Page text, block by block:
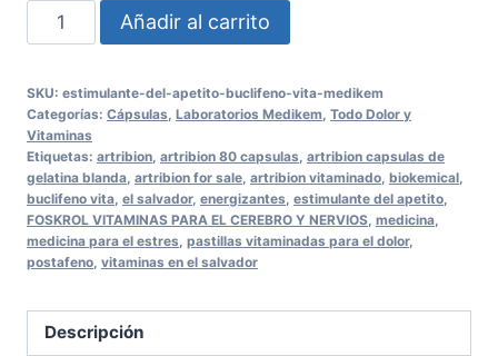
Estimulante
del
BUCLIFENO
VITA
MEDIKEM
Aumenta
tu
apetito
forma
efectiva
Añadir al carrito
SKU: estimulante-del-apetito-buclifeno-vita-medikem
Categorías: Cápsulas Laboratorios Medikem Todo Dolor y
Vitaminas
Etiquetas: artribion artribion 80 capsulas artribion capsulas de
gelatina blanda artribion for sale artribion vitaminado biokemical
buclifeno vita el salvador, energizantes estimulante del apetito
FOSKROL VITAMINAS PARA EL CEREBRO Y NERVIOS medicina
medicina para el estres pastillas vitaminadas para el dolor,
postafeno vitaminas en el salvador
Descripción